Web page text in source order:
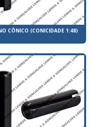
CÔNICO (CONICIDADE 1:48)